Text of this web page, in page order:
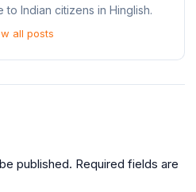
Indian citizens in Hinglish.
all posts
published. Required fields are